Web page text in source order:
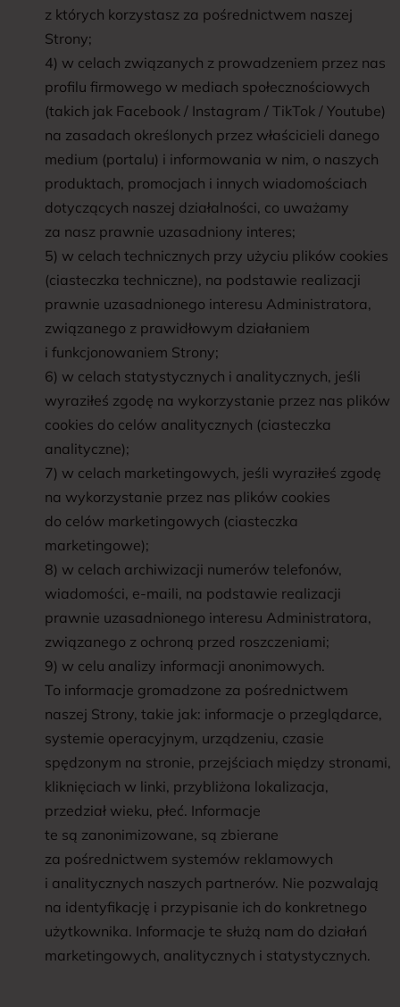
z których korzystasz za pośrednictwem naszej
Strony;
4) w celach związanych z prowadzeniem przez nas
profilu firmowego w mediach społecznościowych
(takich jak Facebook / Instagram / TikTok / Youtube)
na zasadach określonych przez właścicieli danego
medium (portalu) i informowania w nim, o naszych
produktach, promocjach i innych wiadomościach
dotyczących naszej działalności, co uważamy
za nasz prawnie uzasadniony interes;
5) w celach technicznych przy użyciu plików cookies
(ciasteczka techniczne), na podstawie realizacji
prawnie uzasadnionego interesu Administratora,
związanego z prawidłowym działaniem
i funkcjonowaniem Strony;
6) w celach statystycznych i analitycznych, jeśli
wyraziłeś zgodę na wykorzystanie przez nas plików
cookies do celów analitycznych (ciasteczka
analityczne);
7) w celach marketingowych, jeśli wyraziłeś zgodę
na wykorzystanie przez nas plików cookies
do celów marketingowych (ciasteczka
marketingowe);
8) w celach archiwizacji numerów telefonów,
wiadomości, e-maili, na podstawie realizacji
prawnie uzasadnionego interesu Administratora,
związanego z ochroną przed roszczeniami;
9) w celu analizy informacji anonimowych.
To informacje gromadzone za pośrednictwem
naszej Strony, takie jak: informacje o przeglądarce,
systemie operacyjnym, urządzeniu, czasie
spędzonym na stronie, przejściach między stronami,
kliknięciach w linki, przybliżona lokalizacja,
przedział wieku, płeć. Informacje
te są zanonimizowane, są zbierane
za pośrednictwem systemów reklamowych
i analitycznych naszych partnerów. Nie pozwalają
na identyfikację i przypisanie ich do konkretnego
użytkownika. Informacje te służą nam do działań
marketingowych, analitycznych i statystycznych.